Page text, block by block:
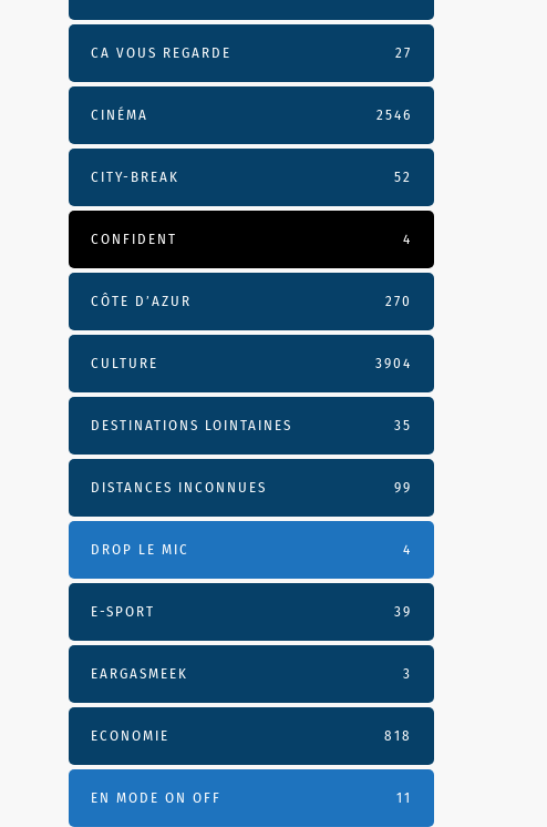
CA VOUS REGARDE 27
CINÉMA 2546
CITY-BREAK 52
CONFIDENT 4
CÔTE D’AZUR 270
CULTURE 3904
DESTINATIONS LOINTAINES 35
DISTANCES INCONNUES 99
DROP LE MIC 4
E-SPORT 39
EARGASMEEK 3
ECONOMIE 818
EN MODE ON OFF 11